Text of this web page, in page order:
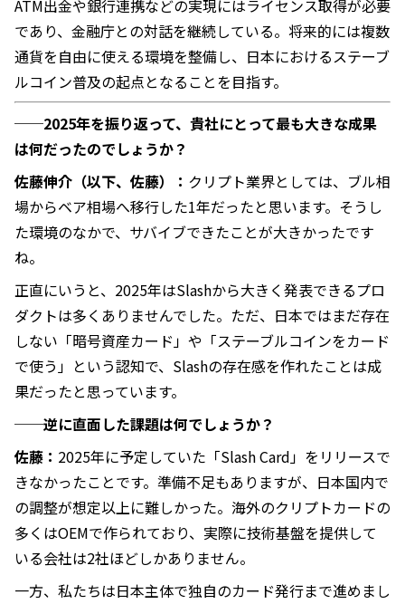
ATM出金や銀行連携などの実現にはライセンス取得が必要
であり、金融庁との対話を継続している。将来的には複数
通貨を自由に使える環境を整備し、日本におけるステーブ
ルコイン普及の起点となることを目指す。
──2025年を振り返って、貴社にとって最も大きな成果
は何だったのでしょうか？
佐藤伸介（以下、佐藤）： クリプト業界としては、ブル相
場からベア相場へ移行した1年だったと思います。そうし
た環境のなかで、サバイブできたことが大きかったです
ね。
正直にいうと、2025年はSlashから大きく発表できるプロ
ダクトは多くありませんでした。ただ、日本ではまだ存在
しない「暗号資産カード」や「ステーブルコインをカード
で使う」という認知で、Slashの存在感を作れたことは成
果だったと思っています。
──逆に直面した課題は何でしょうか？
佐藤： 2025年に予定していた「Slash Card」をリリースで
きなかったことです。準備不足もありますが、日本国内で
の調整が想定以上に難しかった。海外のクリプトカードの
多くはOEMで作られており、実際に技術基盤を提供して
いる会社は2社ほどしかありません。
一方、私たちは日本主体で独自のカード発行まで進めまし